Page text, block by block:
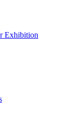
Exhibition